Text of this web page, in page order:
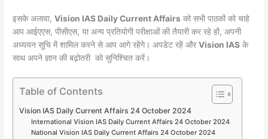
o
k
p
g
er
k
इसके अलावा,Vision IAS Daily Current Affairs को सभी पाठकों को चाहे
आप आईएएस, पीसीएस, या अन्य प्रतियोगी परीक्षाओं की तैयारी कर रहे हों, अपनी
अध्ययन सूचि में शामिल करने से आप आगे रहेंगे। अपडेट रहें औरVision IAS के
साथ अपने ज्ञान की बढ़ोतरी को सुनिश्चित करें।
Table of Contents
Vision IAS Daily Current Affairs 24 October 2024
International Vision IAS Daily Current Affairs 24 October 2024
National Vision IAS Daily Current Affairs 24 October 2024